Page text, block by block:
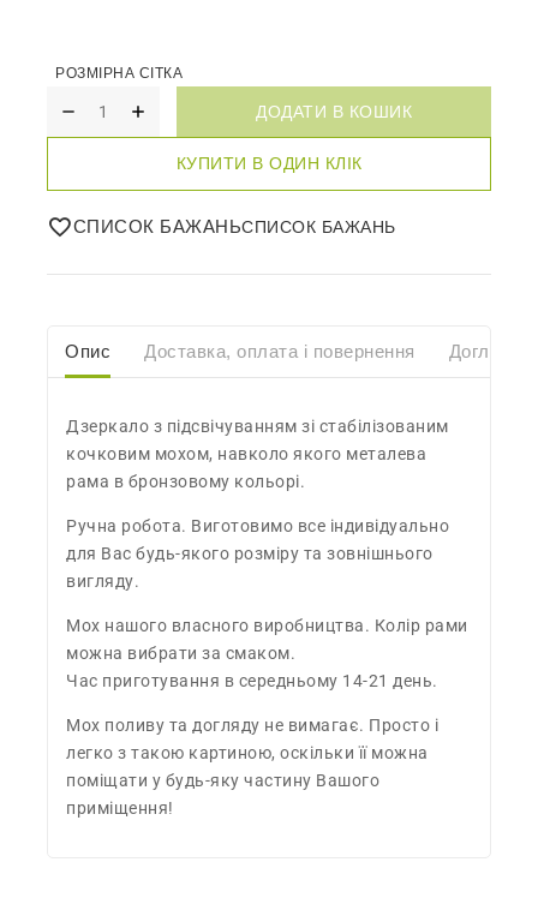
ДОДАТИ В КОШИК
КУПИТИ В ОДИН КЛІК
СПИСОК БАЖАНЬ
Опис Доставка, оплата і повернення Догляд
Дзеркало з підсвічуванням зі стабілізованим
кочковим мохом, навколо якого металева
рама в бронзовому кольорі.
Ручна робота. Виготовимо все індивідуально
для Вас будь-якого розміру та зовнішнього
вигляду.
Мох нашого власного виробництва. Колір рами
можна вибрати за смаком.
Час приготування в середньому 14-21 день.
Мох поливу та догляду не вимагає. Просто і
легко з такою картиною, оскільки її можна
поміщати у будь-яку частину Вашого
приміщення!